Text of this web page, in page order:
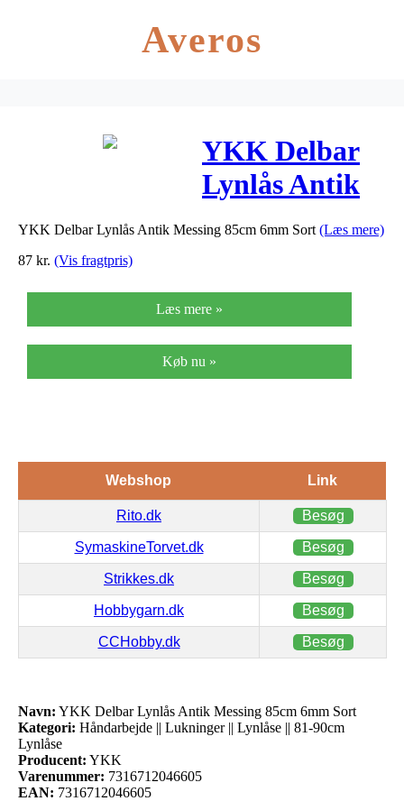
Averos
YKK Delbar
Lynlås Antik
Messing 85cm
YKK Delbar Lynlås Antik Messing 85cm 6mm Sort (Læs mere)
87 kr. (Vis fragtpris)
Læs mere »
Køb nu »
Webshop Link
Rito.dk Besøg
SymaskineTorvet.dk Besøg
Strikkes.dk Besøg
Hobbygarn.dk Besøg
CCHobby.dk Besøg
Navn: YKK Delbar Lynlås Antik Messing 85cm 6mm Sort
Kategori: Håndarbejde || Lukninger || Lynlåse || 81-90cm
Lynlåse
Producent: YKK
Varenummer: 7316712046605
EAN: 7316712046605